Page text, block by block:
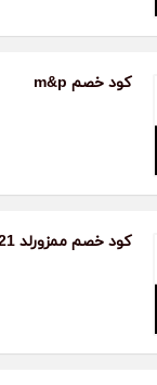
كود خصم m&p
كود خصم ممزورلد 2021